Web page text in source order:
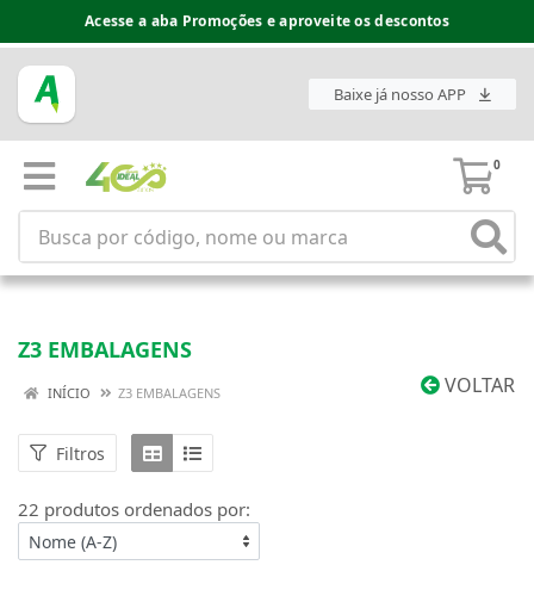
Espaço do Fornecedor disponível no acesso superior
Baixe já nosso APP
0
Z3 EMBALAGENS
VOLTAR
INÍCIO Z3 EMBALAGENS
Filtros
22 produtos ordenados por: